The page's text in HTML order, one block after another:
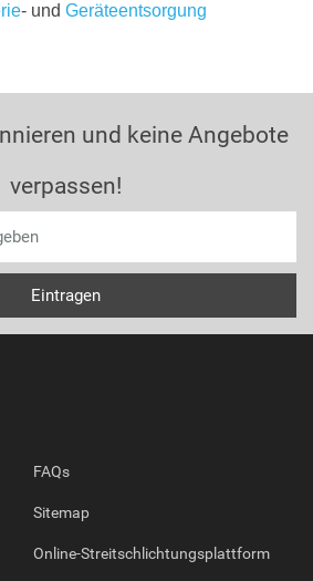
- und Geräteentsorgung
und keine Angebote
verpassen!
FAQs
Sitemap
Online-Streitschlichtungsplattform